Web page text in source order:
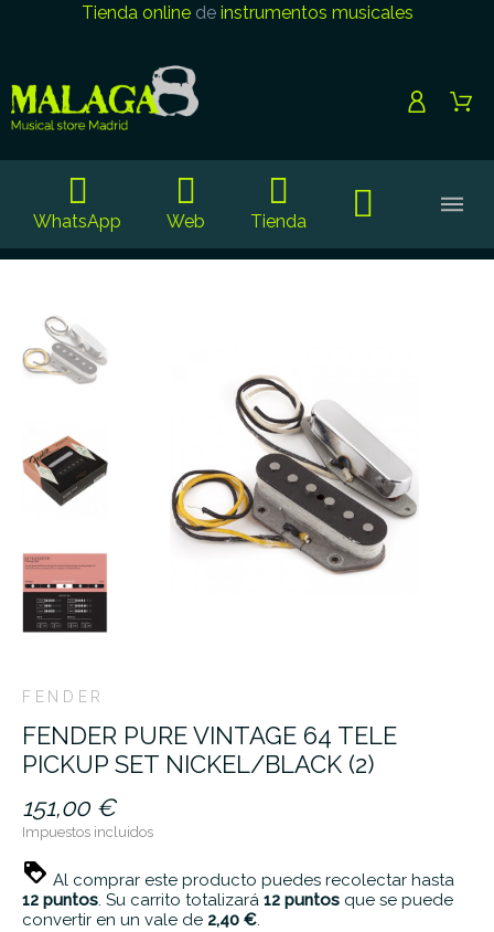
Tienda onlinede instrumentos musicales
WhatsApp Web Tienda
FENDER
FENDER PURE VINTAGE 64 TELE
PICKUP SET NICKEL/BLACK (2)
151,00 €
Impuestos incluidos
Al comprar este producto puedes recolectar hasta
12 puntos. Su carrito totalizará 12 puntos que se puede
convertir en un vale de 2,40 €.